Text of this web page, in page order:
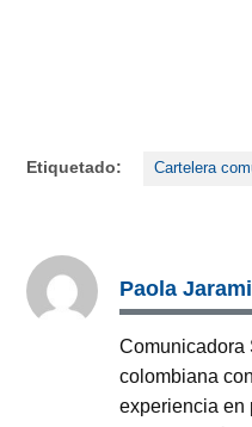
Etiquetado: Cartelera
Paola
Comunicadora
colombiana
experiencia en